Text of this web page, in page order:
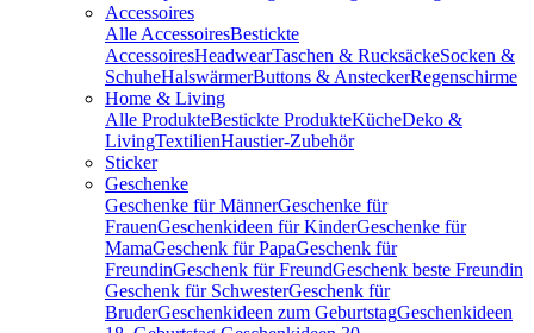
Accessoires
Alle AccessoiresBestickte
AccessoiresHeadwearTaschen & RucksäckeSocken &
SchuheHalswärmerButtons & AnsteckerRegenschirme
Home & Living
Alle ProdukteBestickte ProdukteKücheDeko &
LivingTextilienHaustier-Zubehör
Sticker
Geschenke
Geschenke für MännerGeschenke für
FrauenGeschenkideen für KinderGeschenke für
MamaGeschenk für PapaGeschenk für
FreundinGeschenk für FreundGeschenk beste Freundin
Geschenk für SchwesterGeschenk für
BruderGeschenkideen zum GeburtstagGeschenkideen